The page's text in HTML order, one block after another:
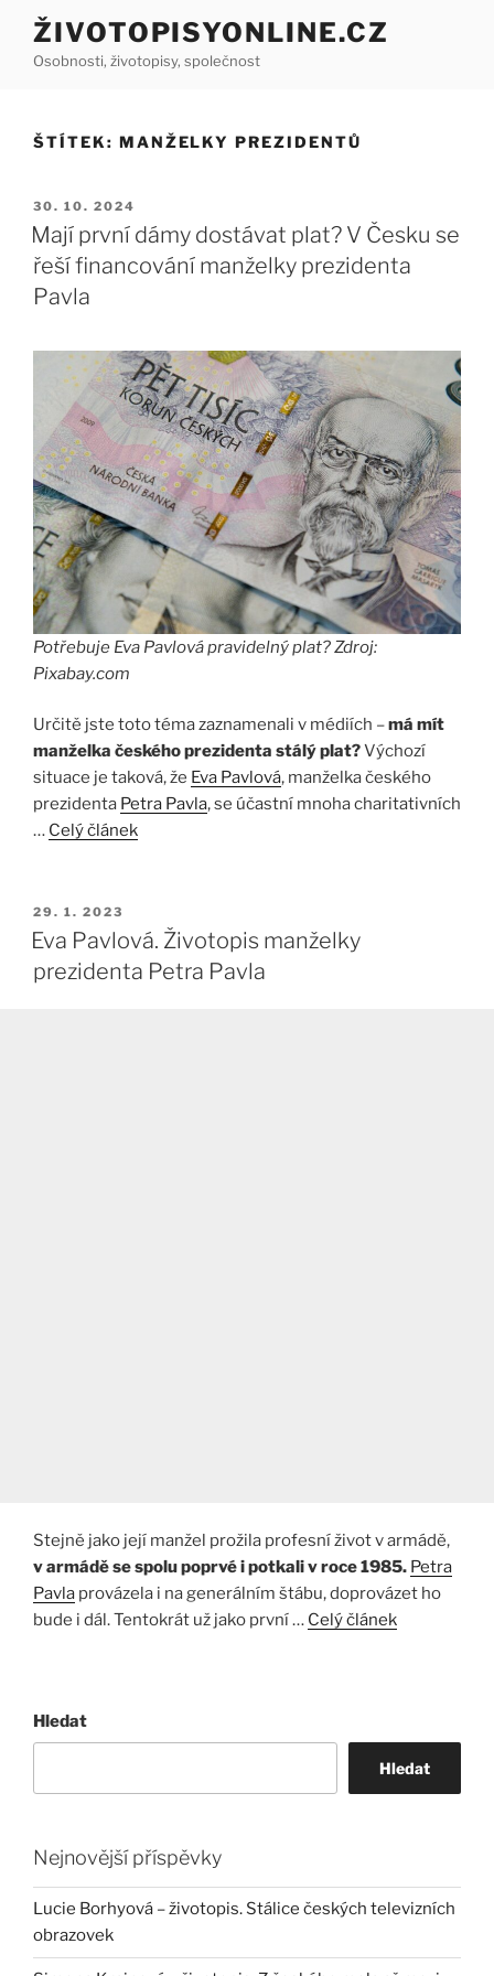
Přejít
obsahu
ŽIVOTOPISYONLINE.CZ
Osobnosti, životopisy, společnost
ŠTÍTEK: MANŽELKY PREZIDENTŮ
PUBLIKOVÁNO
30. 10. 2024
Mají první dámy dostávat plat? V Česku se
řeší financování manželky prezidenta
Pavla
Potřebuje Eva Pavlová pravidelný plat? Zdroj:
Pixabay.com
Určitě jste toto téma zaznamenali v médiích –má mít
manželka českého prezidenta stálý plat?Výchozí
situace je taková, že Eva Pavlová, manželka českého
prezidenta Petra Pavla, se účastní mnoha charitativních
… Celý článek
PUBLIKOVÁNO
29. 1. 2023
Eva Pavlová. Životopis manželky
prezidenta Petra Pavla
Stejně jako její manžel prožila profesní život v armádě,
v armádě se spolu poprvé i potkali v roce 1985. Petra
Pavla provázela i na generálním štábu, doprovázet ho
bude i dál. Tentokrát už jako první … Celý článek
Hledat
Hledat
Nejnovější příspěvky
Lucie Borhyová – životopis. Stálice českých televizních
obrazovek